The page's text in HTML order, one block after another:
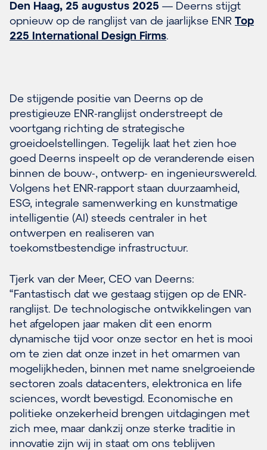
Den Haag, 25 augustus 2025 — Deerns stijgt
opnieuw op de ranglijst van de jaarlijkse ENR Top
225 International Design Firms.
De stijgende positie van Deerns op de
prestigieuze ENR-ranglijst onderstreept de
voortgang richting de strategische
groeidoelstellingen. Tegelijk laat het zien hoe
goed Deerns inspeelt op de veranderende eisen
binnen de bouw-, ontwerp- en ingenieurswereld.
Volgens het ENR-rapport staan duurzaamheid,
ESG, integrale samenwerking en kunstmatige
intelligentie (AI) steeds centraler in het
ontwerpen en realiseren van
toekomstbestendige infrastructuur.
Tjerk van der Meer, CEO van Deerns:
“Fantastisch dat we gestaag stijgen op de ENR-
ranglijst. De technologische ontwikkelingen van
het afgelopen jaar maken dit een enorm
dynamische tijd voor onze sector en het is mooi
om te zien dat onze inzet in het omarmen van
mogelijkheden, binnen met name snelgroeiende
sectoren zoals datacenters, elektronica en life
sciences, wordt bevestigd. Economische en
politieke onzekerheid brengen uitdagingen met
zich mee, maar dankzij onze sterke traditie in
innovatie zijn wij in staat om ons teblijven